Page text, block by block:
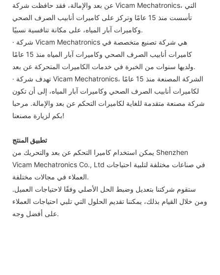
عن بعد والإمالة، فقد حافظت شركة Vicam Mechatronics، التي
تأسست منذ 15 عامًا وتركز على كاميرات أنابيب الصرف الصحي
وكاميرات آبار المياه، على مكانة تنافسية نسبيًا.
· شركة Vicam Mechatronics هي شركة تصنيع متخصصة في
كاميرات أنابيب الصرف الصحي وكاميرات آبار المياه منذ 15 عامًا
ولديها سنوات من الخبرة في خدمات الكاميرات المتحركة عن بعد.
· تهدف شركة Vicam Mechatronics، الشركة المصنعة منذ 15 عامًا
لكاميرات أنابيب الصرف الصحي وكاميرات آبار المياه، إلى أن تكون
شركة مصنعة متقدمة للغاية لكاميرات التحكم عن بعد والإمالة. مرحبا
بكم لزيارة مصنعنا!
تطبيق المنتج
يمكن استخدام كاميرا التحكم عن بعد والتحريك من Shenzhen
Vicam Mechatronics Co., Ltd في صناعات مختلفة لتلبية احتياجات
العملاء في مجالات مختلفة.
ستقوم شركتنا بتعديل وضبط الحل الأصلي وفقًا لاحتياجات العميل.
ومن خلال القيام بذلك، يمكننا تقديم الحلول التي تلبي احتياجات العملاء
على أفضل وجه.